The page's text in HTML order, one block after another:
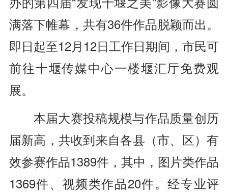
满落下帷幕，共有36件作品脱颖而出。
即日起至12月12日工作日期间，市民可
前往十堰传媒中心一楼堰汇厅免费观
展。
本届大赛投稿规模与作品质量创历
届新高，共收到来自各县（市、区）有
效参赛作品1389件，其中，图片类作品
1369件、视频类作品20件。经专业评